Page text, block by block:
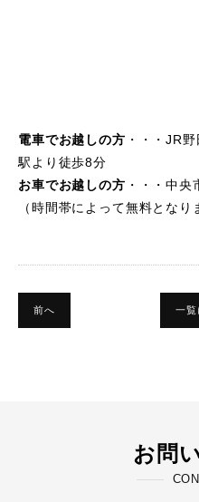
電車でお越しの方 ・・・JR
駅より徒歩8分
お車でお越しの方 ・・・中央
（時間帯によって無料となり
一覧
前へ
お問